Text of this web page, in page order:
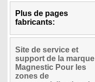
Plus de pages
fabricants:
Site de service et
support de la marque
Magnestic Pour les
zones de